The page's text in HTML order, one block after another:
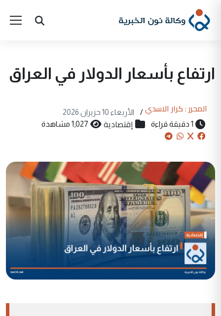
ارتفاع بأسعار الدولار في العراق
المحرر : كرار الاسدي /
الأربعاء 10 حزيران 2026
1 دقيقة قراءة
إقتصادية 1,027 مشاهدة